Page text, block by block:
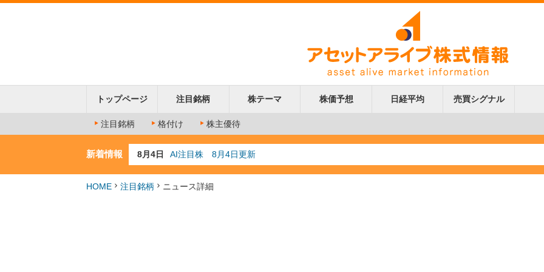
トップページ 注目銘柄 株テーマ 株価予想 日経平均 売買シグナル
注目銘柄 格付け 株主優待
新着情報 8月4日
AI注目株 8月4日更新
8月3日
人気業種注目株 8月3日更新
7月29日
日経225シグナル点灯
HOME 注目銘柄 ニュース詳細